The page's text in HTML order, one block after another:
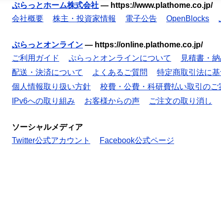
ぷらっとホーム株式会社 — https://www.plathome.co.jp/
会社概要
株主・投資家情報 電子公告 OpenBlocks
ぷらっとオンライン — https://online.plathome.co.jp/
ご利用ガイド
ぷらっとオンラインについて
見積書・
配送・決済について
よくあるご質問
特定商取引法に
個人情報取り扱い方針
校費・公費・科研費払い取引のご
IPv6への取り組み
お客様からの声 ご注文の取り消し
ソーシャルメディア
Twitter公式アカウント
Facebook公式ページ